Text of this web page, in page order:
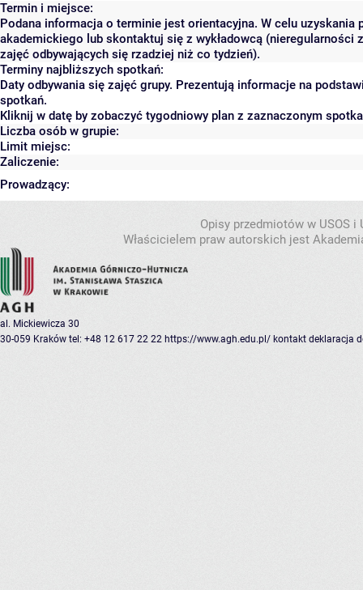
Termin i miejsce:
Podana informacja o terminie jest orientacyjna. W celu
akademickiego lub skontaktuj się z wykładowcą (nieregularności
zajęć odbywających się rzadziej niż co tydzień).
Terminy najbliższych spotkań:
Daty odbywania się zajęć grupy. Prezentują informacje na
spotkań.
Kliknij w datę by zobaczyć tygodniowy plan z zaznaczonym
Liczba osób w grupie:
Limit miejsc:
Zaliczenie:
Prowadzący:
Opisy przedmiotów w USOS
Właścicielem praw autorskich jest
al. Mickiewicza 30
30-059 Kraków tel: +48 12 617 22 22 https://www.agh.edu.pl/ kontakt deklaracja